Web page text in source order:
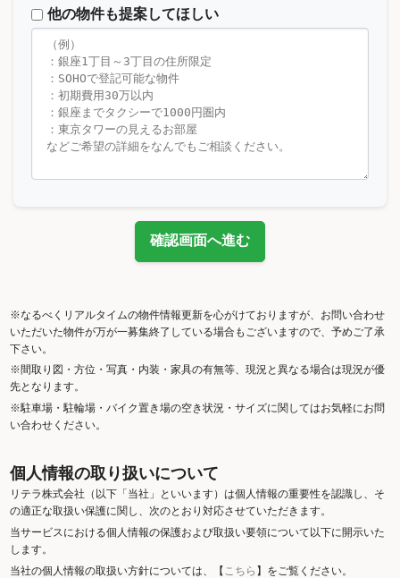
他の物件も提案してほしい
確認画面へ進む
※なるべくリアルタイムの物件情報更新を心がけておりますが、お問い合わせ
いただいた物件が万が一募集終了している場合もございますので、予めご了承
下さい。
※間取り図・方位・写真・内装・家具の有無等、現況と異なる場合は現況が優
先となります。
※駐車場・駐輪場・バイク置き場の空き状況・サイズに関してはお気軽にお問
い合わせください。
個人情報の取り扱いについて
リテラ株式会社（以下「当社」といいます）は個人情報の重要性を認識し、そ
の適正な取扱い保護に関し、次のとおり対応させていただきます。
当サービスにおける個人情報の保護および取扱い要領について以下に開示いた
します。
当社の個人情報の取扱い方針については、【こちら 】をご覧ください。